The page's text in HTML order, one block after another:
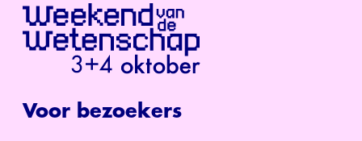
Voor bezoekers